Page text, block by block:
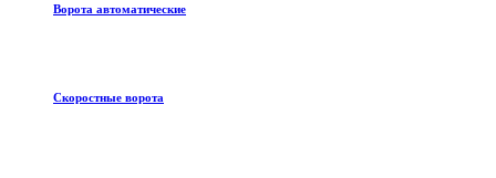
Ворота автоматические
Скоростные ворота